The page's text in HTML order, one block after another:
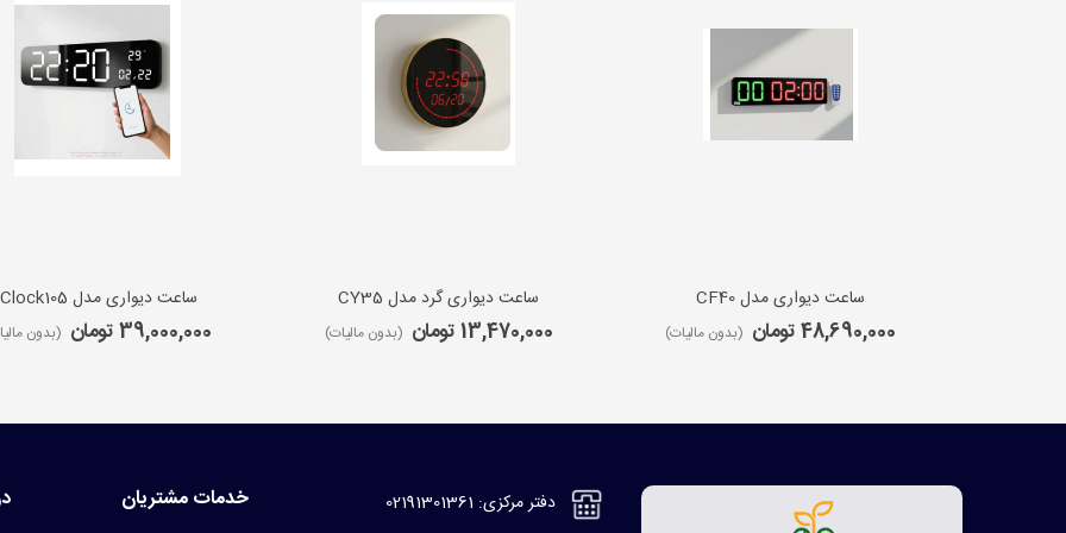
ساعت دیواری مدل CF40
48,690,000 تومان (بدون مالیات)
ساعت دیواری گرد مدل CY35
13,470,000 تومان (بدون مالیات)
ساعت دیواری مدل iClock105
39,000,000 تومان (بدون
دفتر مرکزی: 02191301361 خدمات مشتریان